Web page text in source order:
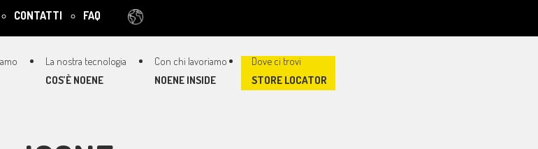
CONTATTI FAQ
COS’È NOENE NOENE INSIDE STORE LOCATOR